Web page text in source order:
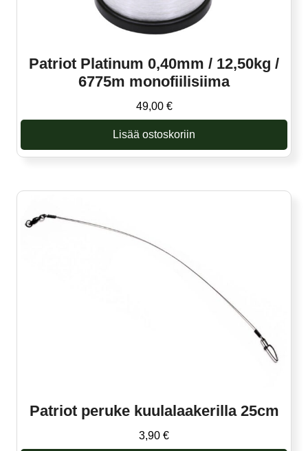
Patriot Platinum 0,40mm / 12,50kg /
6775m monofiilisiima
49,00 €
Lisää ostoskoriin
Patriot peruke kuulalaakerilla 25cm
3,90 €